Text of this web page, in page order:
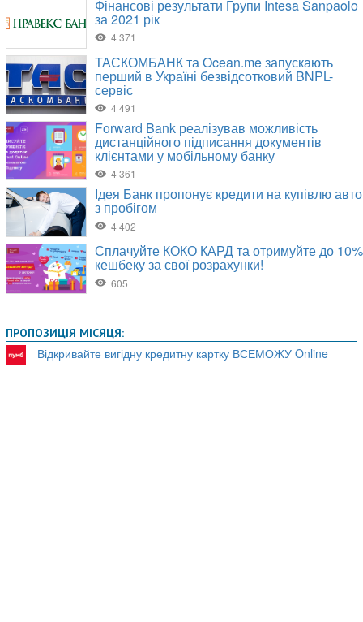
ПРОПОЗИЦІЯ МІСЯЦЯ:
Відкривайте вигідну кредитну картку ВСЕМОЖУ Online